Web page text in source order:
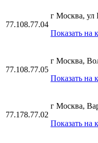
77.108.77.04
г Москва, ул
Показать на
77.108.77.05
г Москва,
Показать на
77.178.77.02
г Москва,
Показать на